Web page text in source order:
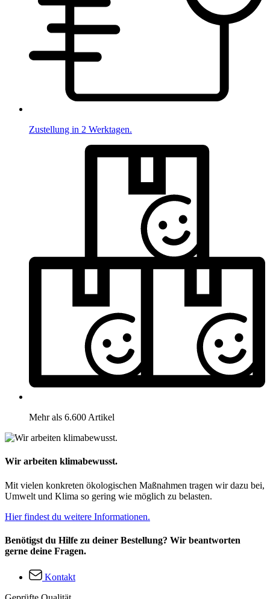
Zustellung in 2 Werktagen.
Mehr als 6.600 Artikel
Wir arbeiten klimabewusst.
Mit vielen konkreten ökologischen Maßnahmen tragen wir dazu bei,
Umwelt und Klima so gering wie möglich zu belasten.
Hier findest du weitere Informationen.
Benötigst du Hilfe zu deiner Bestellung? Wir beantworten
gerne deine Fragen.
Kontakt